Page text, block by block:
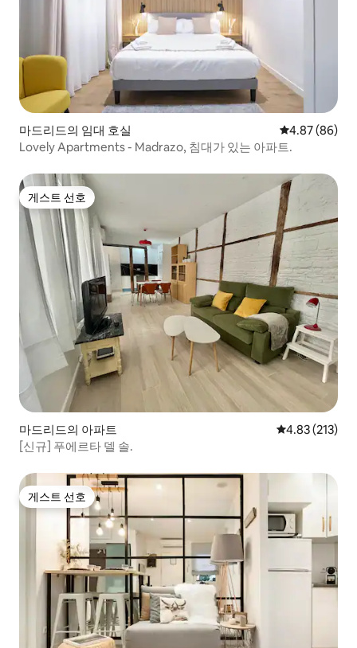
마드리드의 임대 호실 평점 4.87점(5
4.87 (86)
Lovely Apartments - Madrazo, 침대가 있는 아파트.
게스트 선호
게스트 선호
마드리드의 아파트 평점 4.83점(5
4.83 (213)
[신규] 푸에르타 델 솔.
게스트 선호
게스트 선호